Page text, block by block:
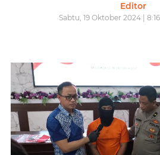
Editor
Sabtu, 19 Oktober 2024 |